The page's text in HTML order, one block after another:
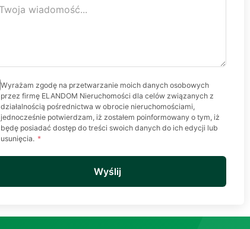
Wyrażam zgodę na przetwarzanie moich danych osobowych
przez firmę ELANDOM Nieruchomości dla celów związanych z
działalnością pośrednictwa w obrocie nieruchomościami,
jednocześnie potwierdzam, iż zostałem poinformowany o tym, iż
będę posiadać dostęp do treści swoich danych do ich edycji lub
usunięcia. *
Wyślij